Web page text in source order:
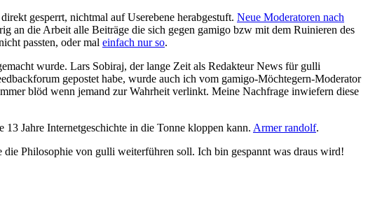
gesperrt, nichtmal auf Userebene herabgestuft. Neue Moderatoren nach
an die Arbeit alle Beiträge die sich gegen gamigo bzw mit dem Ruinieren des
passten, oder mal einfach nur so.
wurde. Lars Sobiraj, der lange Zeit als Redakteur News für gulli
gepostet habe, wurde auch ich vom gamigo-Möchtegern-Moderator
blöd wenn jemand zur Wahrheit verlinkt. Meine Nachfrage inwiefern diese
Jahre Internetgeschichte in die Tonne kloppen kann. Armer randolf.
Philosophie von gulli weiterführen soll. Ich bin gespannt was draus wird!